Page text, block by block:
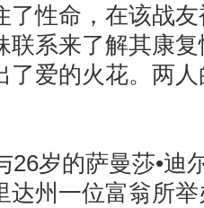
了性命，在该战
联系来了解其康
了爱的火花。两
26岁的萨曼莎•迪
州一位富翁所举